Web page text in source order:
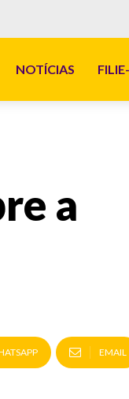
NOTÍCIAS
a
EMAIL